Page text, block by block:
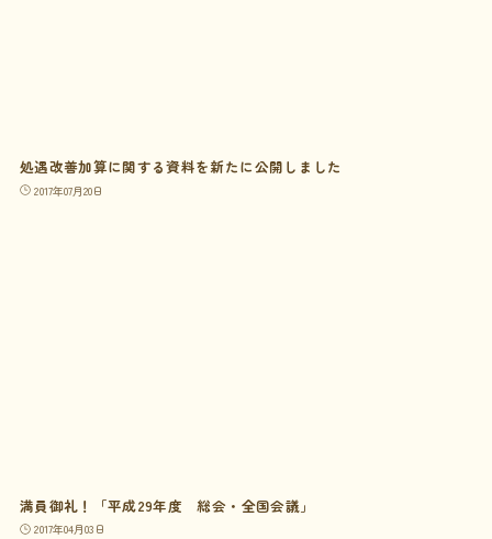
処遇改善加算に関する資料を新たに公開しました
2017年07月20日
満員御礼！「平成29年度 総会・全国会議」
2017年04月03日